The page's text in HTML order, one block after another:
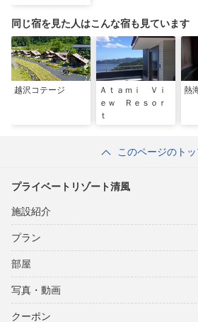
同じ宿を見た人はこんな宿も見ています
越沢コテージ
Ａｔａｍｉ Ｖｉ
ｅｗ Ｒｅｓｏｒ
ｔ
熱
このページのト
プライベートリゾート清風
施設紹介
プラン
部屋
写真・動画
クーポン